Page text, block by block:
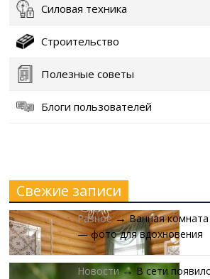
Силовая техника
Строительство
Полезные советы
Блоги пользователей
Свежие записи
Разное → Ванная
— фото для вдохновения
Новости → В сети